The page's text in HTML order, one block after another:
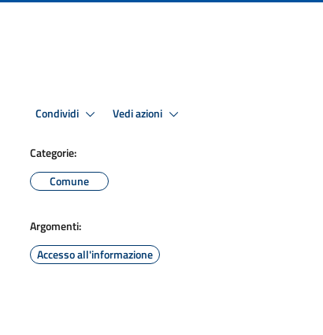
Condividi Vedi azioni
Categorie:
Comune
Argomenti:
Accesso all'informazione